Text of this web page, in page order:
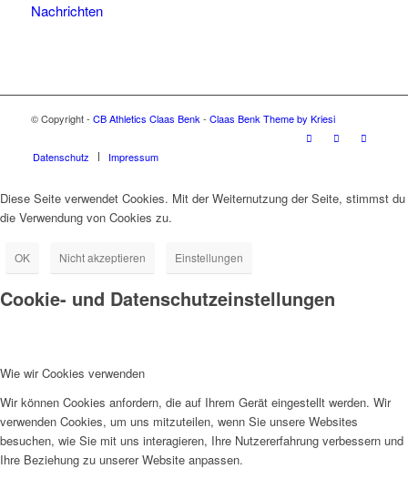
Nachrichten
© Copyright - CB Athletics Claas Benk - Claas Benk Theme by Kriesi
Datenschutz Impressum
Diese Seite verwendet Cookies. Mit der Weiternutzung der Seite, stimmst du
die Verwendung von Cookies zu.
OK Nicht akzeptieren Einstellungen
Cookie- und Datenschutzeinstellungen
Wie wir Cookies verwenden
Wir können Cookies anfordern, die auf Ihrem Gerät eingestellt werden. Wir
verwenden Cookies, um uns mitzuteilen, wenn Sie unsere Websites
besuchen, wie Sie mit uns interagieren, Ihre Nutzererfahrung verbessern und
Ihre Beziehung zu unserer Website anpassen.